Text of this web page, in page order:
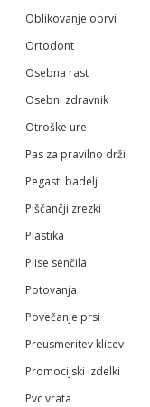
Oblikovanje obrvi
Ortodont
Osebna rast
Osebni zdravnik
Otroške ure
Pas za pravilno drži
Pegasti badelj
Piščančji zrezki
Plastika
Plise senčila
Potovanja
Povečanje prsi
Preusmeritev klicev
Promocijski izdelki
Pvc vrata